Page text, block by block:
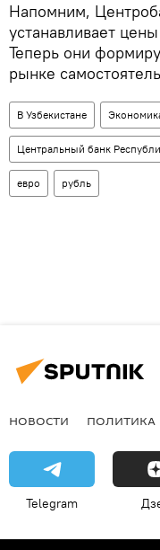
Напомним,
устанавливает
Теперь они
рынке
В Узбекистане
Центральный банк
евро рубль
НОВОСТИ ПОЛИТИКА
Telegram